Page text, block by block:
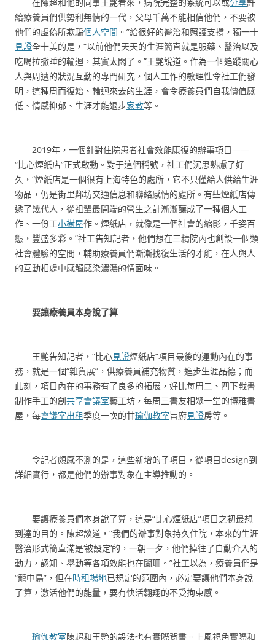
給療養員們供勢利無情的一代，父母千萬不能相信他們，不要被
他們的虛偽所欺騙個人空間 。”給很好的醫治和照護支撐，獨一十
見證全十美的是，“以前他們天天的生涯簡直就是服藥、醫治以及
吃喝拉撒睡的輪迴，其實太悶了。”王艷說道。作為一個追蹤關心
人與周遭的狀況互動的專門研究，個人工作的敏理性令社工們發
明，這種周而復始、輪迴來去的生涯，會令療養員們自我價值感
低、情感抑郁、生涯才能退步家教等。
2019年，一個針對住院患者社會效能康復的辦事項目——
“比心煙紙店”正式啟動。對于這個稱號，社工們沉思熟慮了好
久，“煙紙店是一個很有上海特色的處所，它不只僅給人供給生涯
物品，仍是街里鄰坊交通信息和聯絡感情的處所。有些煙紙店傳
遞了幾代人，從祖輩最開端的營生之計漸漸釀成了一種個人工
作、一份工小樹屋作。煙紙店，就像是一個社會的縮影，千姿百
態，豐盛多彩。”社工告知記者，他們想在三精院內也創設一個類
社會體驗的空間，輔助療養員們漸漸找復生活的才能，在人與人
的互動相處中感觸感染濃濃的情面味。
要讓療養員本身說了算
王艷告知記者，“比心見證煙紙店”項目最後的運動內在的事
務，就是一個“雜貨展”，供療養員補充物質，進步生涯品德；而
此刻，項目內在的事務有了良多的拓展，好比每周二、四下戰書
制作手工的創共享會議室藝工坊，每周三書友相聚一堂的博雅書
屋，每會議室出租季度一次的甘瑜伽教室旨廚見證房等。
令記者頗感不測的是，這些新增的子項目，從項目design到
詳細實行，都是他們的辦事對象在主導推動的。
要讓療養員們本身說了算，這是“比心煙紙店”項目之初最想
到達的目的。陳超談道，“我們的辦事對象持久住院，本來的生涯
醫治形式簡直滿是‘被設定’的，一朝一夕，他們掉往了自動介入的
動力，認知、舉動等各項效能也在闌珊。”社工以為，療養員們是
“籠中鳥”，但在時租場地已規定的范圍內，必定要讓他們本身說
了算，激活他們的能量，要有快活翱翔的不受拘束感。
瑜伽教室陳超和王艷的設法也有實際背書。上風視角實際和